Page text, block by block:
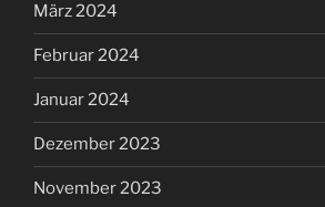
März 2024
Februar 2024
Januar 2024
Dezember 2023
November 2023